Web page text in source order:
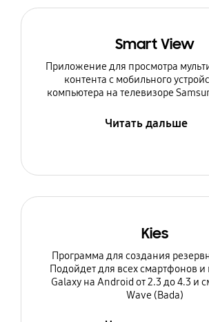
Smart View
Приложение для просмотра
контента с мобильного
компьютера на телевизоре
Читать дальше
Kies
Программа для создания
Подойдет для всех смартфонов
Galaxy на Android от 2.3 до 4.3 и
Wave (Bada)